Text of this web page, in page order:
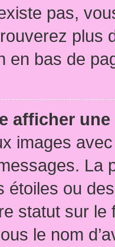
pas,
plus
en bas de
afficher
images
La
étoiles ou
statut sur
le nom